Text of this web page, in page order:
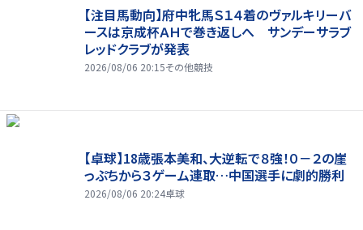
【注目馬動向】府中牝馬Ｓ１４着のヴァルキリーバ
ースは京成杯ＡＨで巻き返しへ サンデーサラブ
レッドクラブが発表
2026/08/06 20:15その他競技
【卓球】18歳張本美和、大逆転で８強！０－２の崖
っぷちから３ゲーム連取…中国選手に劇的勝利
2026/08/06 20:24卓球